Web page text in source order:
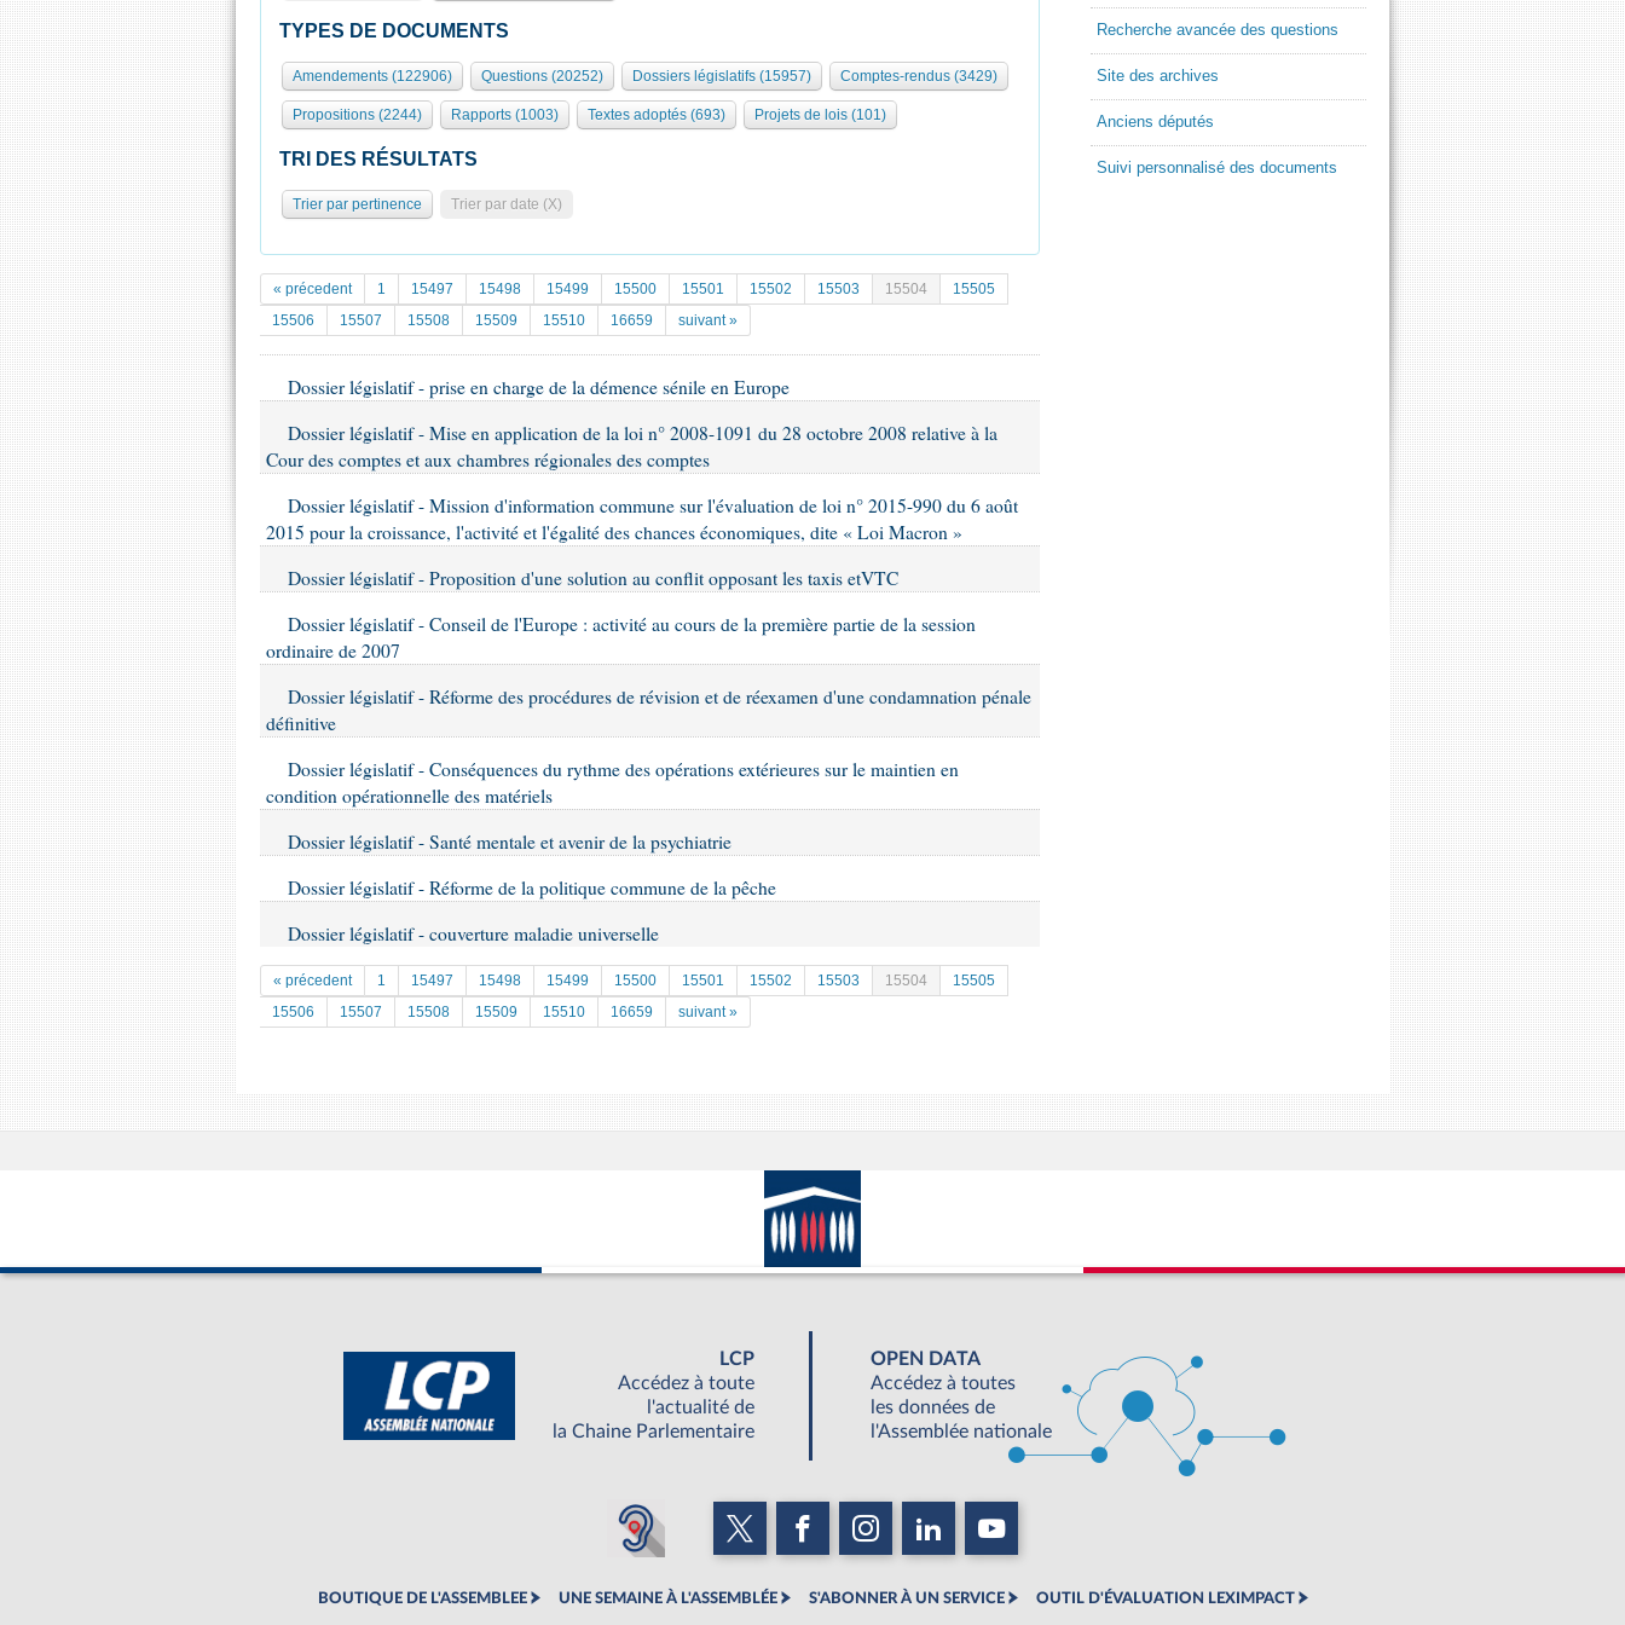
TYPES DE DOCUMENTS
Amendements (122906) Questions (20252) Dossiers législatifs (15957) Comptes-rendus (3429)
Propositions (2244) Rapports (1003) Textes adoptés (693) Projets de lois (101)
TRI DES RÉSULTATS
Trier par pertinence Trier par date (X)
« précedent 1 15497 15498 15499 15500 15501 15502 15503 15504
15505
15506
15507 15508 15509 15510 16659 suivant »
Dossier législatif - prise en charge de la démence sénile en Europe
Dossier législatif - Mise en application de la loi n° 2008-1091 du 28 octobre 2008 relative à la
Cour des comptes et aux chambres régionales des comptes
Dossier législatif - Mission d'information commune sur l'évaluation de loi n° 2015-990 du 6 août
2015 pour la croissance, l'activité et l'égalité des chances économiques, dite « Loi Macron »
Dossier législatif - Proposition d'une solution au conflit opposant les taxis etVTC
Dossier législatif - Conseil de l'Europe : activité au cours de la première partie de la session
ordinaire de 2007
Dossier législatif - Réforme des procédures de révision et de réexamen d'une condamnation pénale
définitive
Dossier législatif - Conséquences du rythme des opérations extérieures sur le maintien en
condition opérationnelle des matériels
Dossier législatif - Santé mentale et avenir de la psychiatrie
Dossier législatif - Réforme de la politique commune de la pêche
Dossier législatif - couverture maladie universelle
« précedent 1 15497 15498 15499 15500 15501 15502 15503 15504
15505
15506
15507 15508 15509 15510 16659 suivant »
Recherche avancée des questions
Site des archives
Anciens députés
Suivi personnalisé des documents
LCP
Accédez à toute
l'actualité de
la Chaine Parlementaire
OPEN DATA
Accédez à toutes
les données de
l'Assemblée nationale
BOUTIQUE DE L'ASSEMBLEE UNE SEMAINE À L'ASSEMBLÉE S'ABONNER À UN SERVICE OUTIL D'ÉVALUATION LEXIMPACT